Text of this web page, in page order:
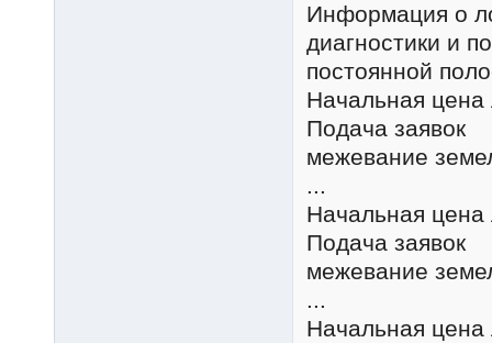
Информация о
диагностики и
постоянной
Начальная цена
Подача заявок
межевание
...
Начальная цена
Подача заявок
межевание
...
Начальная цена